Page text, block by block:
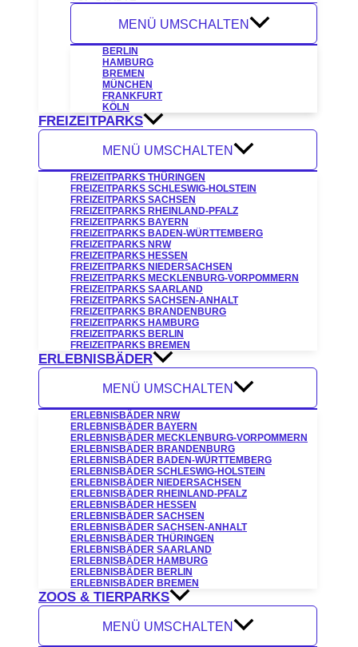
MENÜ UMSCHALTEN
BERLIN
HAMBURG
BREMEN
MÜNCHEN
FRANKFURT
KÖLN
FREIZEITPARKS
MENÜ UMSCHALTEN
FREIZEITPARKS THÜRINGEN
FREIZEITPARKS SCHLESWIG-HOLSTEIN
FREIZEITPARKS SACHSEN
FREIZEITPARKS RHEINLAND-PFALZ
FREIZEITPARKS BAYERN
FREIZEITPARKS BADEN-WÜRTTEMBERG
FREIZEITPARKS NRW
FREIZEITPARKS HESSEN
FREIZEITPARKS NIEDERSACHSEN
FREIZEITPARKS MECKLENBURG-VORPOMMERN
FREIZEITPARKS SAARLAND
FREIZEITPARKS SACHSEN-ANHALT
FREIZEITPARKS BRANDENBURG
FREIZEITPARKS HAMBURG
FREIZEITPARKS BERLIN
FREIZEITPARKS BREMEN
ERLEBNISBÄDER
MENÜ UMSCHALTEN
ERLEBNISBÄDER NRW
ERLEBNISBÄDER BAYERN
ERLEBNISBÄDER MECKLENBURG-VORPOMMERN
ERLEBNISBÄDER BRANDENBURG
ERLEBNISBÄDER BADEN-WÜRTTEMBERG
ERLEBNISBÄDER SCHLESWIG-HOLSTEIN
ERLEBNISBÄDER NIEDERSACHSEN
ERLEBNISBÄDER RHEINLAND-PFALZ
ERLEBNISBÄDER HESSEN
ERLEBNISBÄDER SACHSEN
ERLEBNISBÄDER SACHSEN-ANHALT
ERLEBNISBÄDER THÜRINGEN
ERLEBNISBÄDER SAARLAND
ERLEBNISBÄDER HAMBURG
ERLEBNISBÄDER BERLIN
ERLEBNISBÄDER BREMEN
ZOOS & TIERPARKS
MENÜ UMSCHALTEN